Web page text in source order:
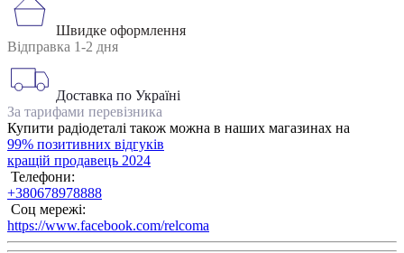
Швидке оформлення
Відправка 1-2 дня
Доставка по Україні
За тарифами перевізника
Купити радіодеталі також можна в наших магазинах на
99% позитивних відгуків
кращій продавець 2024
Телефони:
+380678978888
Соц мережі:
https://www.facebook.com/relcoma